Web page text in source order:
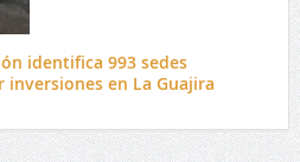
identifica 993 sedes
en La Guajira